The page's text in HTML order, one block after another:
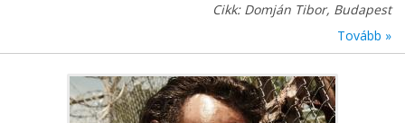
Cikk: Domján Tibor, Budapest
Tovább »